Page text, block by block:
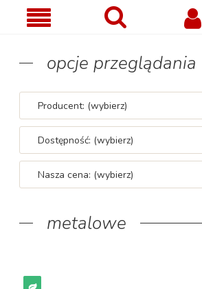
opcje przeglądania
Producent: (wybierz)
Dostępność: (wybierz)
Nasza cena: (wybierz)
metalowe